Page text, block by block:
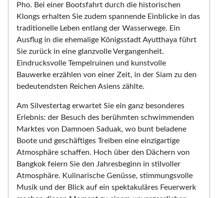
Pho. Bei einer Bootsfahrt durch die historischen
Klongs erhalten Sie zudem spannende Einblicke in das
traditionelle Leben entlang der Wasserwege. Ein
Ausflug in die ehemalige Königsstadt Ayutthaya führt
Sie zurück in eine glanzvolle Vergangenheit.
Eindrucksvolle Tempelruinen und kunstvolle
Bauwerke erzählen von einer Zeit, in der Siam zu den
bedeutendsten Reichen Asiens zählte.
Am Silvestertag erwartet Sie ein ganz besonderes
Erlebnis: der Besuch des berühmten schwimmenden
Marktes von Damnoen Saduak, wo bunt beladene
Boote und geschäftiges Treiben eine einzigartige
Atmosphäre schaffen. Hoch über den Dächern von
Bangkok feiern Sie den Jahresbeginn in stilvoller
Atmosphäre. Kulinarische Genüsse, stimmungsvolle
Musik und der Blick auf ein spektakuläres Feuerwerk